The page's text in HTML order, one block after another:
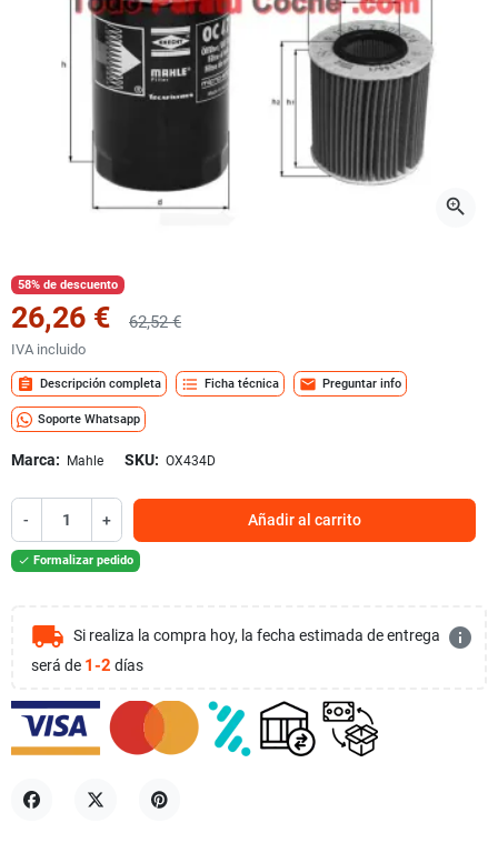
zoom_in
58% de descuento
26,26 € 62,52 €
IVA incluido
assignment Descripción completa format_list_bulleted Ficha técnica mail Preguntar info
Soporte Whatsapp
Marca: Mahle SKU: OX434D
- + Añadir al carrito
 Formalizar pedido
local_shipping Si realiza la compra hoy, la fecha estimada de entrega
será de 1-2 días
info